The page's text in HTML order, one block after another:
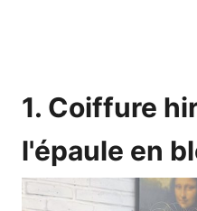
1. Coiffure
l'épaule en